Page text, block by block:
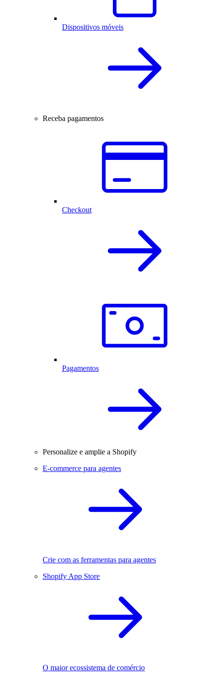
Dispositivos móveis
Receba pagamentos
Checkout
Pagamentos
Personalize e amplie a Shopify
E-commerce para agentes
Crie com as ferramentas para agentes
Shopify App Store
O maior ecossistema de comércio